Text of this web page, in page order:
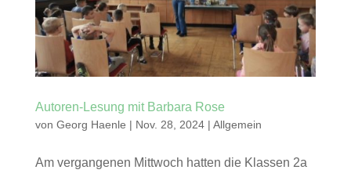
Autoren-Lesung mit Barbara Rose
von Georg Haenle | Nov. 28, 2024| Allgemein
Am vergangenen Mittwoch hatten die Klassen 2a